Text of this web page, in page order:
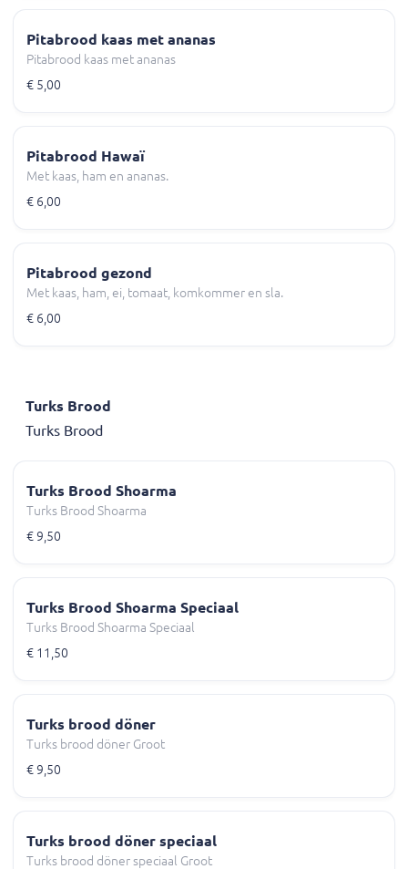
Pitabrood kaas met ananas
Pitabrood kaas met ananas
€ 5,00
Pitabrood Hawaï
Met kaas, ham en ananas.
€ 6,00
Pitabrood gezond
Met kaas, ham, ei, tomaat, komkommer en sla.
€ 6,00
Turks Brood
Turks Brood
Turks Brood Shoarma
Turks Brood Shoarma
€ 9,50
Turks Brood Shoarma Speciaal
Turks Brood Shoarma Speciaal
€ 11,50
Turks brood döner
Turks brood döner Groot
€ 9,50
Turks brood döner speciaal
Turks brood döner speciaal Groot